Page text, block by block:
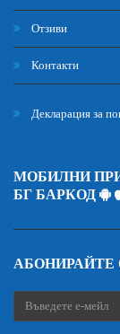
Отзиви
Контакти
Декларация за
МОБИЛНИ
БГ БАРКОД
АБОНИРАЙТЕ